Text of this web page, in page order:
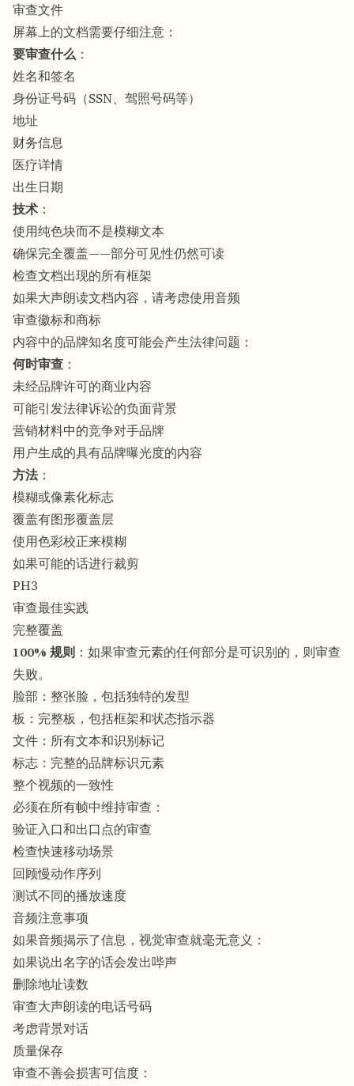
审查文件
屏幕上的文档需要仔细注意：
要审查什么 ：
姓名和签名
身份证号码（SSN、驾照号码等）
地址
财务信息
医疗详情
出生日期
技术 ：
使用纯色块而不是模糊文本
确保完全覆盖——部分可见性仍然可读
检查文档出现的所有框架
如果大声朗读文档内容，请考虑使用音频
审查徽标和商标
内容中的品牌知名度可能会产生法律问题：
何时审查 ：
未经品牌许可的商业内容
可能引发法律诉讼的负面背景
营销材料中的竞争对手品牌
用户生成的具有品牌曝光度的内容
方法：
模糊或像素化标志
覆盖有图形覆盖层
使用色彩校正来模糊
如果可能的话进行裁剪
PH3
审查最佳实践
完整覆盖
100% 规则 ：如果审查元素的任何部分是可识别的，则审查
失败。
脸部：整张脸，包括独特的发型
板：完整板，包括框架和状态指示器
文件：所有文本和识别标记
标志：完整的品牌标识元素
整个视频的一致性
必须在所有帧中维持审查：
验证入口和出口点的审查
检查快速移动场景
回顾慢动作序列
测试不同的播放速度
音频注意事项
如果音频揭示了信息，视觉审查就毫无意义：
如果说出名字的话会发出哔声
删除地址读数
审查大声朗读的电话号码
考虑背景对话
质量保存
审查不善会损害可信度：